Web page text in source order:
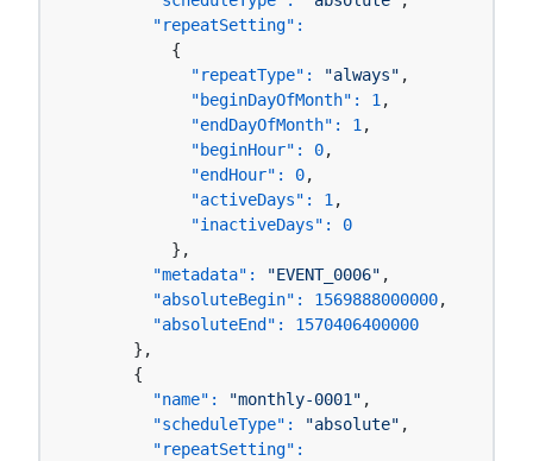
"repeatSetting":
          {
"repeatType":
"always" ,
"beginDayOfMonth":
1 ,
"endDayOfMonth":
1 ,
"beginHour":
0,
"endHour":
0,
"activeDays":
1 ,
"inactiveDays":
0
          },
"metadata":
"EVENT_0006" ,
"absoluteBegin":
1569888000000,
"absoluteEnd":
1570406400000
      },
      {
"name":
"monthly-0001" ,
"scheduleType":
"absolute" ,
"repeatSetting":